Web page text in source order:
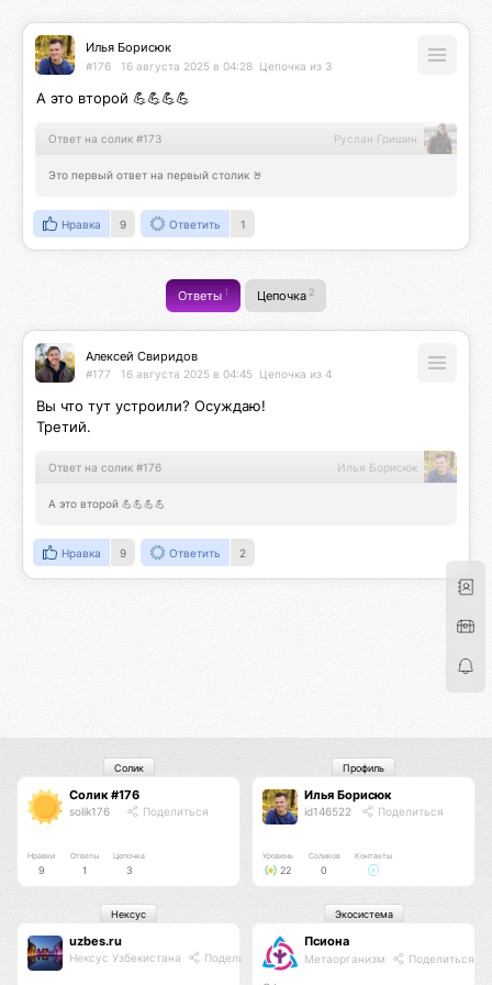
Илья Борисюк
#176 16 августа 2025 в 04:28 Цепочка из 3
А это второй 💪💪💪💪
Ответ на солик #173 Руслан Гришин
Это первый ответ на первый столик 🤘
Нравка 9 Ответить 1
Ответы1 Цепочка 2
Алексей Свиридов
#177 16 августа 2025 в 04:45 Цепочка из 4
Вы что тут устроили? Осуждаю!
Третий.
Ответ на солик #176 Илья Борисюк
А это второй 💪💪💪💪
Нравка 9 Ответить 2
Солик #176
solik176 Поделиться
Нравки
9
Ответы
1
Цепочка
3
Солик
Илья Борисюк
id146522 Поделиться
Уровень
22
Соликов
0
Контакты
Профиль
uzbes.ru
Нексус Узбекистана Поделиться
Нексус
Псиона
Метаорганизм Поделиться
Экосистема